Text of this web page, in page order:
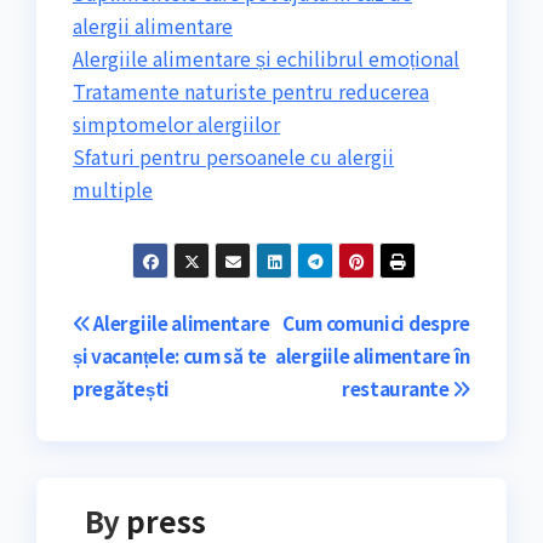
alergii alimentare
Alergiile alimentare și echilibrul emoțional
Tratamente naturiste pentru reducerea
simptomelor alergiilor
Sfaturi pentru persoanele cu alergii
multiple
Navigare
în
Cum comunici despre
alergiile alimentare în
restaurante
Alergiile alimentare
și vacanțele: cum să te
pregătești
By press